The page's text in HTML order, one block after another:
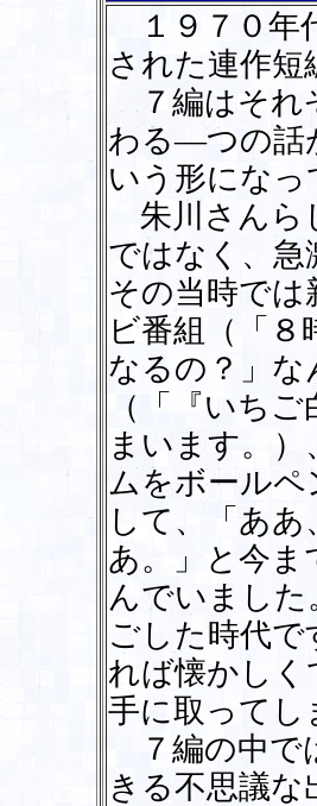
１９７０年
された連作短
７編はそれ
わる―つの話
いう形になっ
朱川さんら
ではなく、急
その当時では
ビ番組（「
なるの？」な
（「『いち
まいます。
ムをボールペ
して、「あ
あ。」と今ま
んでいました
ごした時代
れば懐かしく
手に取ってし
７編の中で
きる不思議